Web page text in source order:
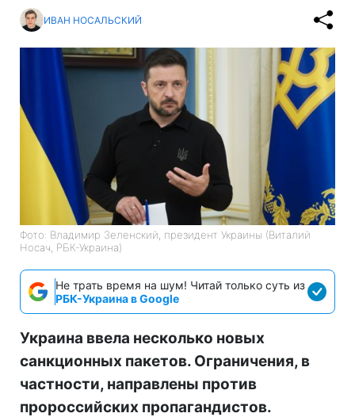
ИВАН НОСАЛЬСКИЙ
Фото: Владимир Зеленский, президент Украины (Виталий
Носач, РБК-Украина)
Не трать время на шум! Читай только суть из
РБК-Украина в Google
Украина ввела несколько новых
санкционных пакетов. Ограничения, в
частности, направлены против
пророссийских пропагандистов.